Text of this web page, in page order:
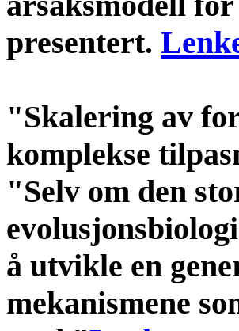
presentert.
"Skalering av
komplekse
"Selv om den
å utvikle en
mekanismene